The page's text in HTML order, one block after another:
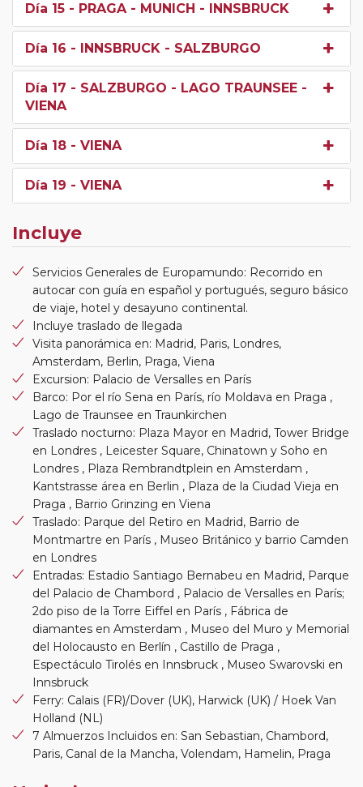
Día 15 - PRAGA - MUNICH - INNSBRUCK
Día 16 - INNSBRUCK - SALZBURGO
Día 17 - SALZBURGO - LAGO TRAUNSEE -
VIENA
Día 18 - VIENA
Día 19 - VIENA
Incluye
Servicios Generales de Europamundo: Recorrido en
autocar con guía en español y portugués, seguro básico
de viaje, hotel y desayuno continental.
Incluye traslado de llegada
Visita panorámica en: Madrid, Paris, Londres,
Amsterdam, Berlin, Praga, Viena
Excursion: Palacio de Versalles en París
Barco: Por el río Sena en París, río Moldava en Praga ,
Lago de Traunsee en Traunkirchen
Traslado nocturno: Plaza Mayor en Madrid, Tower Bridge
en Londres , Leicester Square, Chinatown y Soho en
Londres , Plaza Rembrandtplein en Amsterdam ,
Kantstrasse área en Berlin , Plaza de la Ciudad Vieja en
Praga , Barrio Grinzing en Viena
Traslado: Parque del Retiro en Madrid, Barrio de
Montmartre en París , Museo Británico y barrio Camden
en Londres
Entradas: Estadio Santiago Bernabeu en Madrid, Parque
del Palacio de Chambord , Palacio de Versalles en París;
2do piso de la Torre Eiffel en París , Fábrica de
diamantes en Amsterdam , Museo del Muro y Memorial
del Holocausto en Berlín , Castillo de Praga ,
Espectáculo Tirolés en Innsbruck , Museo Swarovski en
Innsbruck
Ferry: Calais (FR)/Dover (UK), Harwick (UK) / Hoek Van
Holland (NL)
7 Almuerzos Incluidos en: San Sebastian, Chambord,
Paris, Canal de la Mancha, Volendam, Hamelin, Praga